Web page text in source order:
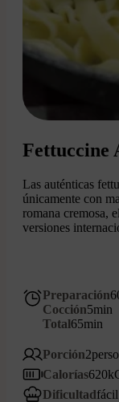
Fettuccine
Las auténticas
únicamente con
romana cremosa,
versiones
Preparación
Cocción5min
Total65min
Porción2
Calorías620
Dificultadfácil